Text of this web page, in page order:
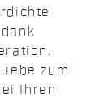
zum
Ihren